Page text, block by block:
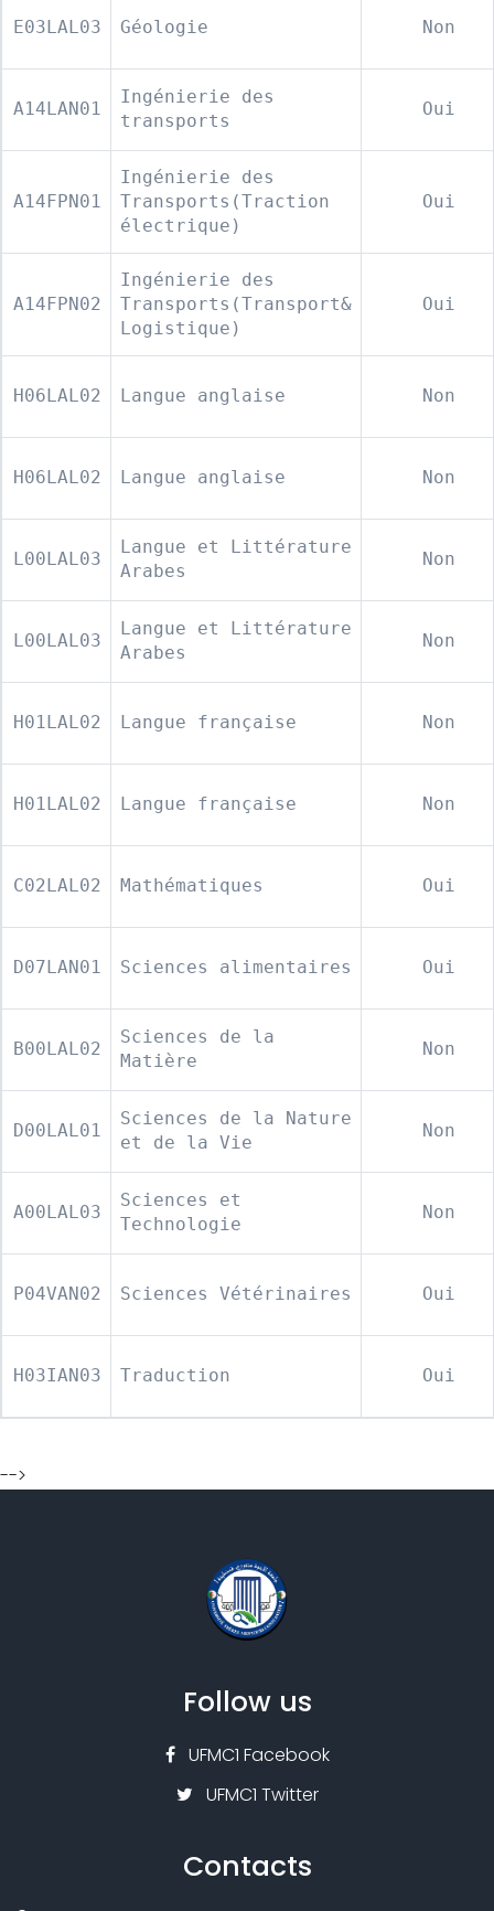
E03LAL03 Géologie Non
A14LAN01
Ingénierie des
transports
Oui
A14FPN01
Ingénierie des
Transports(Traction
électrique)
Oui
A14FPN02
Ingénierie des
Transports(Transport&
Logistique)
Oui
H06LAL02 Langue anglaise Non
H06LAL02 Langue anglaise Non
L00LAL03
Langue et Littérature
Arabes
Non
L00LAL03
Langue et Littérature
Arabes
Non
H01LAL02 Langue française Non
H01LAL02 Langue française Non
C02LAL02 Mathématiques Oui
D07LAN01 Sciences alimentaires Oui
B00LAL02
Sciences de la
Matière
Non
D00LAL01
Sciences de la Nature
et de la Vie
Non
A00LAL03
Sciences et
Technologie
Non
P04VAN02 Sciences Vétérinaires Oui
H03IAN03 Traduction Oui
-->
Follow us
UFMC1 Facebook
UFMC1 Twitter
Contacts